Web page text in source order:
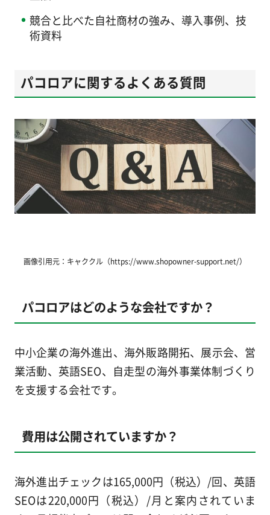
競合と比べた自社商材の強み、導入事例、技
術資料
パコロアに関するよくある質問
画像引用元：キャククル（https://www.shopowner-support.net/）
パコロアはどのような会社ですか？
中小企業の海外進出、海外販路開拓、展示会、営
業活動、英語SEO、自走型の海外事業体制づくり
を支援する会社です。
費用は公開されていますか？
海外進出チェックは165,000円（税込）/回、英語
SEOは220,000円（税込）/月と案内されていま